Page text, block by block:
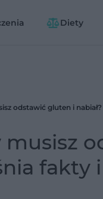
Diety
odstawić gluten i
fakty